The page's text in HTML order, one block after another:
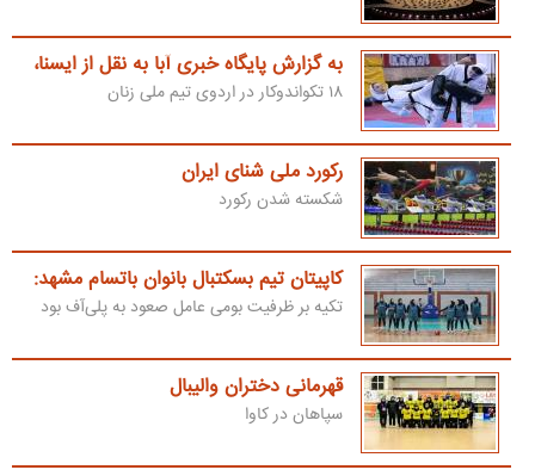
به گزارش پایگاه خبری آبا به نقل از ایسنا،
۱۸ تکواندوکار در اردوی تیم ملی زنان
رکورد ملی شنای ایران
شکسته شدن رکورد
کاپیتان تیم بسکتبال بانوان باتسام مشهد:
تکیه بر ظرفیت بومی عامل صعود به پلی‌آف بود
قهرمانی دختران والیبال
سپاهان در کاوا